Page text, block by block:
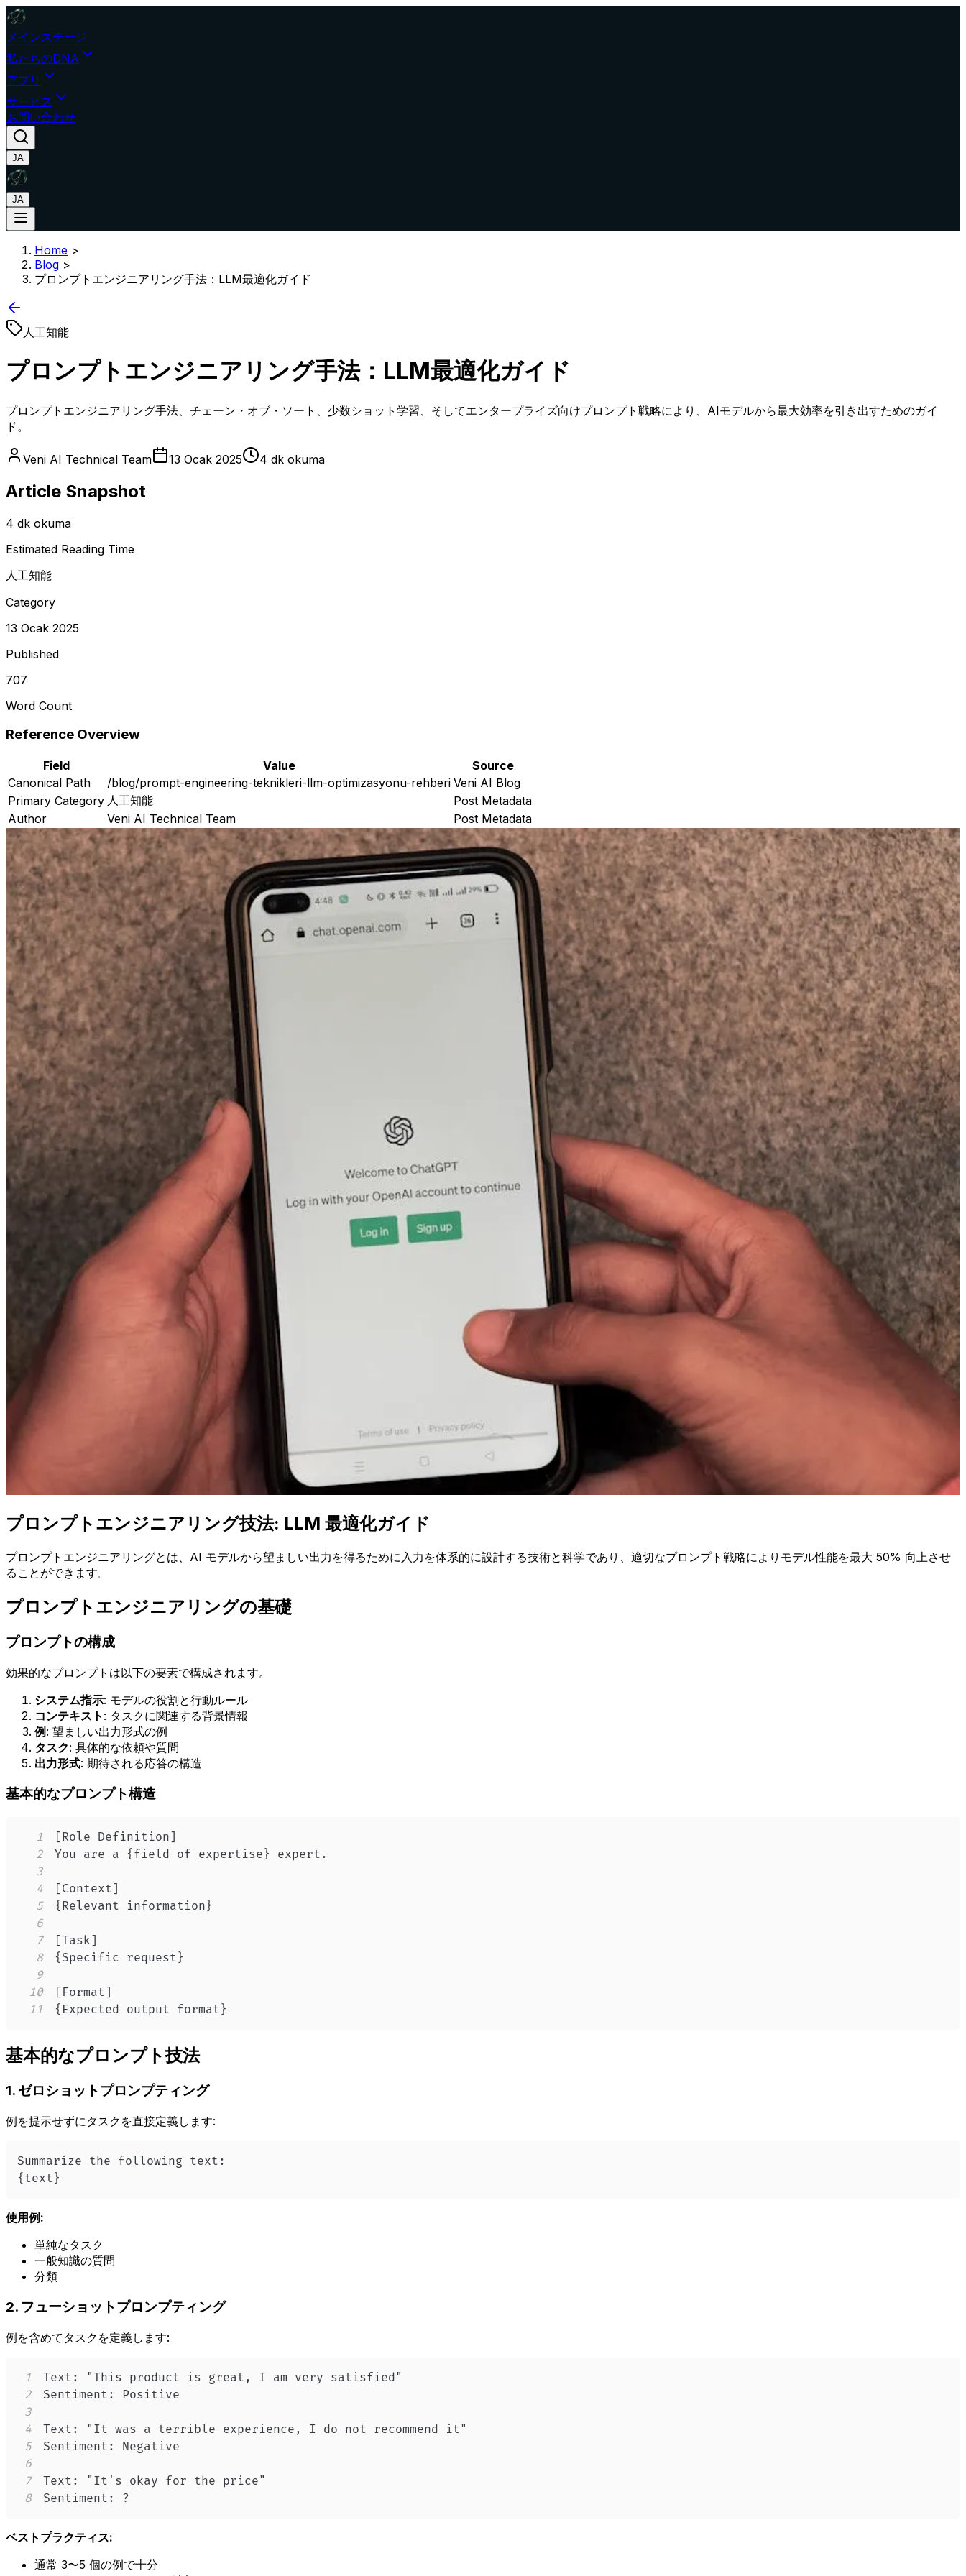
メインステージ
私たちのDNA
アプリ
サービス
お問い合わせ
JA
JA
Home >
Blog >
プロンプトエンジニアリング手法：LLM最適化ガイド
人工知能
プロンプトエンジニアリング手法：LLM最適化ガイド
プロンプトエンジニアリング手法、チェーン・オブ・ソート、少数ショット学習、そしてエンタープライズ向けプロンプト戦略により、AIモデルから最大効率を引き出すためのガイ
ド。
Veni AI Technical Team 13 Ocak 2025 4 dk okuma
Article Snapshot
4 dk okuma
Estimated Reading Time
人工知能
Category
13 Ocak 2025
Published
707
Word Count
Reference Overview
Field Value
Source
Canonical Path
/blog/prompt-engineering-teknikleri-llm-optimizasyonu-rehberi Veni AI Blog
Primary Category 人工知能
Post Metadata
Author
Veni AI Technical Team Post Metadata
プロンプトエンジニアリング技法: LLM 最適化ガイド
プロンプトエンジニアリングとは、AI モデルから望ましい出力を得るために入力を体系的に設計する技術と科学であり、適切なプロンプト戦略によりモデル性能を最大 50% 向上させ
ることができます。
プロンプトエンジニアリングの基礎
プロンプトの構成
効果的なプロンプトは以下の要素で構成されます。
システム指示: モデルの役割と行動ルール
コンテキスト : タスクに関連する背景情報
例: 望ましい出力形式の例
タスク: 具体的な依頼や質問
出力形式: 期待される応答の構造
基本的なプロンプト構造
1
2
3
4
5
6
7
8
9
10
11
{Expected output format}
基本的なプロンプト技法
1. ゼロショットプロンプティング
例を提示せずにタスクを直接定義します:
{text}
使用例:
単純なタスク
一般知識の質問
分類
2. フューショットプロンプティング
例を含めてタスクを定義します:
1
2
3
4
5
6
7
8
Sentiment: ?
ベストプラクティス:
通常 3〜5 個の例で十分